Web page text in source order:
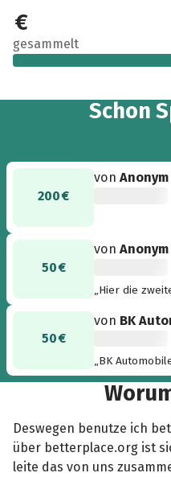
300 €
gesammelt
Schon 3
200 €
vonAnonym
50 €
vonAnonym
„Hier die
50 €
von BK
„BK
sicheres und
Deswegen benutze ich
über betterplace.org ist
leite das von uns